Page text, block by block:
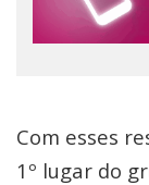
Com esses
1º lugar do